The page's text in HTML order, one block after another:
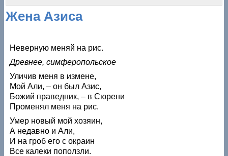
Вы здесь
Жена Азиса
Неверную меняй на рис.
Древнее, симферопольское
Уличив меня в измене,
Мой Али, – он был Азис,
Божий праведник, – в Сюрени
Променял меня на рис.
Умер новый мой хозяин,
А недавно и Али,
И на гроб его с окраин
Все калеки поползли.